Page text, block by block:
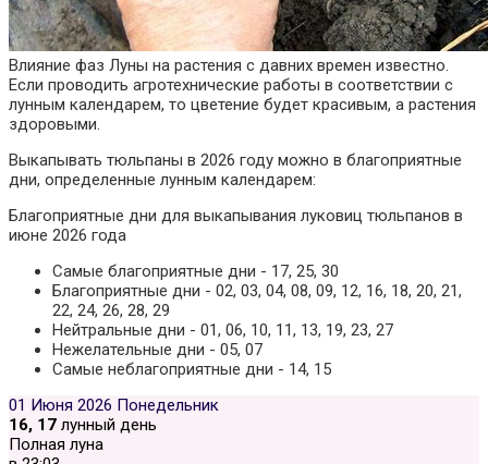
Влияние фаз Луны на растения с давних времен известно.
Если проводить агротехнические работы в соответствии с
лунным календарем, то цветение будет красивым, а растения
здоровыми.
Выкапывать тюльпаны в 2026 году можно в благоприятные
дни, определенные лунным календарем:
Благоприятные дни для выкапывания луковиц тюльпанов в
июне 2026 года
Самые благоприятные дни - 17, 25, 30
Благоприятные дни - 02, 03, 04, 08, 09, 12, 16, 18, 20, 21,
22, 24, 26, 28, 29
Нейтральные дни - 01, 06, 10, 11, 13, 19, 23, 27
Нежелательные дни - 05, 07
Самые неблагоприятные дни - 14, 15
01 Июня 2026 Понедельник
16, 17 лунный день
Полная луна